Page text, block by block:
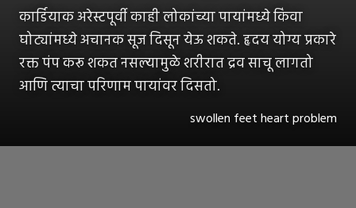
कार्डियाक अरेस्टपूर्वी काही लोकांच्या पायांमध्ये किंवा
घोट्यांमध्ये अचानक सूज दिसून येऊ शकते. हृदय योग्य प्रकारे
रक्त पंप करू शकत नसल्यामुळे शरीरात द्रव साचू लागतो
आणि त्याचा परिणाम पायांवर दिसतो.
swollen feet heart problem